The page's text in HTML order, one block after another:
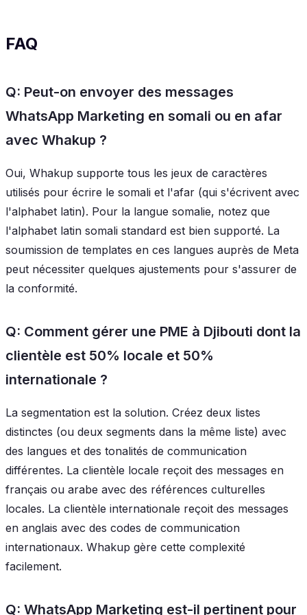
FAQ
Q: Peut-on envoyer des messages
WhatsApp Marketing en somali ou en afar
avec Whakup ?
Oui, Whakup supporte tous les jeux de caractères
utilisés pour écrire le somali et l'afar (qui s'écrivent avec
l'alphabet latin). Pour la langue somalie, notez que
l'alphabet latin somali standard est bien supporté. La
soumission de templates en ces langues auprès de Meta
peut nécessiter quelques ajustements pour s'assurer de
la conformité.
Q: Comment gérer une PME à Djibouti dont la
clientèle est 50% locale et 50%
internationale ?
La segmentation est la solution. Créez deux listes
distinctes (ou deux segments dans la même liste) avec
des langues et des tonalités de communication
différentes. La clientèle locale reçoit des messages en
français ou arabe avec des références culturelles
locales. La clientèle internationale reçoit des messages
en anglais avec des codes de communication
internationaux. Whakup gère cette complexité
facilement.
Q: WhatsApp Marketing est-il pertinent pour